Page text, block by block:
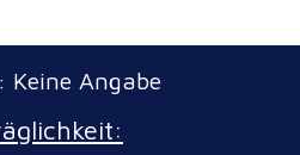
Keine Angabe